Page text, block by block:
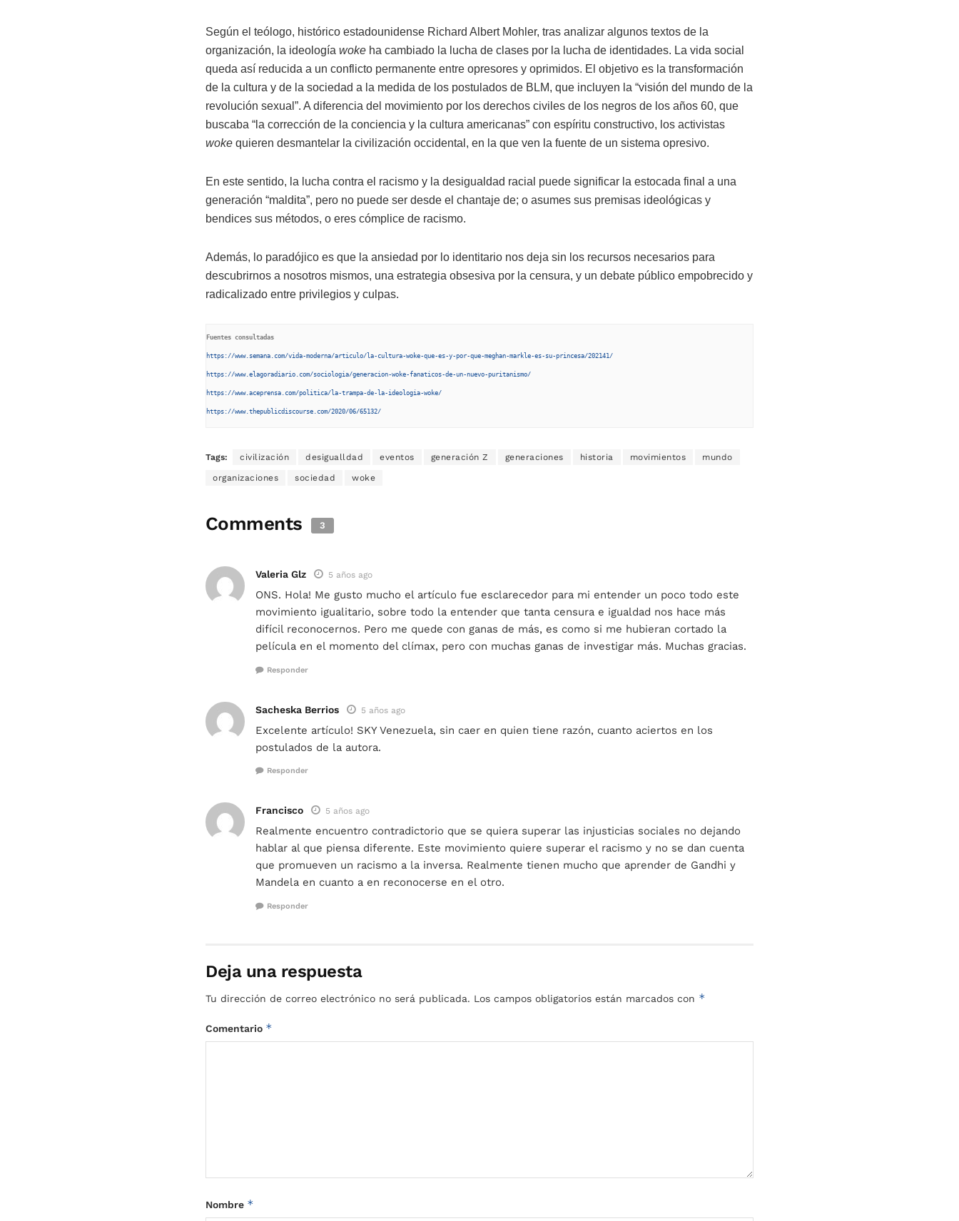
Según el teólogo, histórico estadounidense Richard Albert Mohler, tras analizar algunos textos de la
organización, la ideología woke ha cambiado la lucha de clases por la lucha de identidades. La vida social
queda así reducida a un conflicto permanente entre opresores y oprimidos. El objetivo es la transformación
de la cultura y de la sociedad a la medida de los postulados de BLM, que incluyen la “visión del mundo de la
revolución sexual”. A diferencia del movimiento por los derechos civiles de los negros de los años 60, que
buscaba “la corrección de la conciencia y la cultura americanas” con espíritu constructivo, los activistas
woke quieren desmantelar la civilización occidental, en la que ven la fuente de un sistema opresivo.
En este sentido, la lucha contra el racismo y la desigualdad racial puede significar la estocada final a una
generación “maldita”, pero no puede ser desde el chantaje de; o asumes sus premisas ideológicas y
bendices sus métodos, o eres cómplice de racismo.
Además, lo paradójico es que la ansiedad por lo identitario nos deja sin los recursos necesarios para
descubrirnos a nosotros mismos, una estrategia obsesiva por la censura, y un debate público empobrecido y
radicalizado entre privilegios y culpas.
Fuentes consultadas
https://www.semana.com/vida-moderna/articulo/la-cultura-woke-que-es-y-por-que-meghan-markle-es-su-princesa/202141/
https://www.elagoradiario.com/sociologia/generacion-woke-fanaticos-de-un-nuevo-puritanismo/
https://www.aceprensa.com/politica/la-trampa-de-la-ideologia-woke/
https://www.thepublicdiscourse.com/2020/06/65132/
Tags: civilización desigualldad eventos generación Z generaciones historia movimientos mundo
organizaciones sociedad woke
Comments 3
Valeria Glz 5 años ago
ONS. Hola! Me gusto mucho el artículo fue esclarecedor para mi entender un poco todo este
movimiento igualitario, sobre todo la entender que tanta censura e igualdad nos hace más
difícil reconocernos. Pero me quede con ganas de más, es como si me hubieran cortado la
película en el momento del clímax, pero con muchas ganas de investigar más. Muchas gracias.
Responder
Sacheska Berrios 5 años ago
Excelente artículo! SKY Venezuela, sin caer en quien tiene razón, cuanto aciertos en los
postulados de la autora.
Responder
Francisco 5 años ago
Realmente encuentro contradictorio que se quiera superar las injusticias sociales no dejando
hablar al que piensa diferente. Este movimiento quiere superar el racismo y no se dan cuenta
que promueven un racismo a la inversa. Realmente tienen mucho que aprender de Gandhi y
Mandela en cuanto a en reconocerse en el otro.
Responder
Deja una respuesta
Tu dirección de correo electrónico no será publicada. Los campos obligatorios están marcados con *
Comentario *
Nombre *